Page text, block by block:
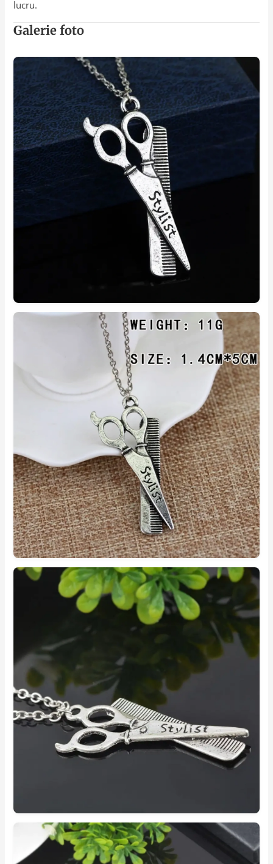
lucru.
Galerie foto